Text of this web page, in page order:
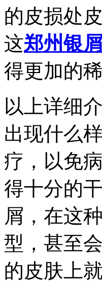
的皮损处
这郑州银
得更加的稀
以上详细
出现什么
疗，以免
得十分的
屑，在这
型，甚至
的皮肤上